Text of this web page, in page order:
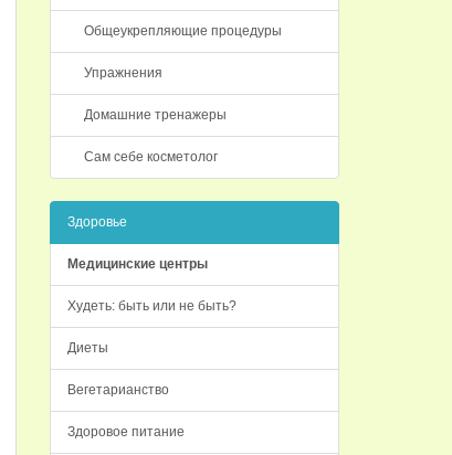
Общеукрепляющие процедуры
Упражнения
Домашние тренажеры
Сам себе косметолог
Здоровье
Медицинские центры
Худеть: быть или не быть?
Диеты
Вегетарианство
Здоровое питание